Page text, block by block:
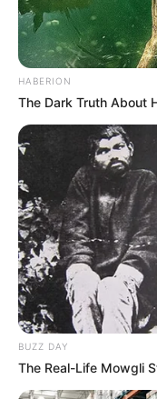
HABERION
The Dark Truth About
BUZZ DAY
The Real-Life Mowgli